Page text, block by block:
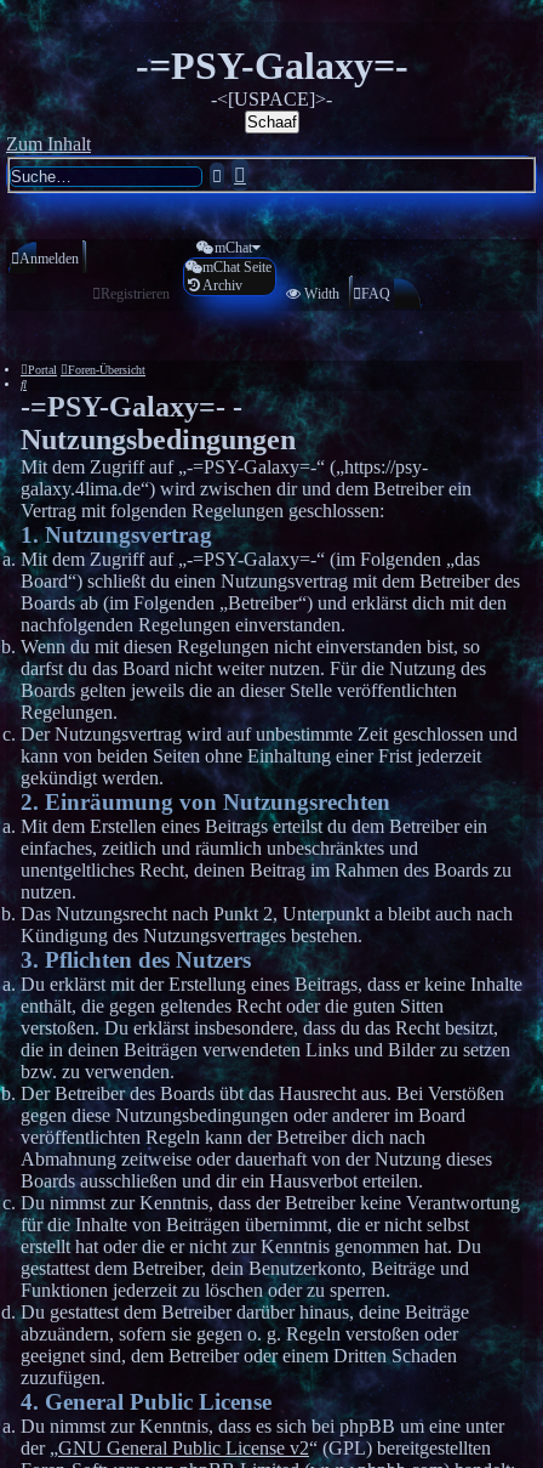
-=PSY-Galaxy=-
-<[USPACE]>-
Schaaf
Zum Inhalt
SucheErweiterte
Suche
Anmelden
Registrieren
mChat
mChat Seite
Archiv
Width FAQ
Portal
Foren-Übersicht
Suche
-=PSY-Galaxy=- -
Nutzungsbedingungen
Mit dem Zugriff auf „-=PSY-Galaxy=-“ („https://psy-
galaxy.4lima.de“) wird zwischen dir und dem Betreiber ein
Vertrag mit folgenden Regelungen geschlossen:
1. Nutzungsvertrag
Mit dem Zugriff auf „-=PSY-Galaxy=-“ (im Folgenden „das
Board“) schließt du einen Nutzungsvertrag mit dem Betreiber des
Boards ab (im Folgenden „Betreiber“) und erklärst dich mit den
nachfolgenden Regelungen einverstanden.
Wenn du mit diesen Regelungen nicht einverstanden bist, so
darfst du das Board nicht weiter nutzen. Für die Nutzung des
Boards gelten jeweils die an dieser Stelle veröffentlichten
Regelungen.
Der Nutzungsvertrag wird auf unbestimmte Zeit geschlossen und
kann von beiden Seiten ohne Einhaltung einer Frist jederzeit
gekündigt werden.
2. Einräumung von Nutzungsrechten
Mit dem Erstellen eines Beitrags erteilst du dem Betreiber ein
einfaches, zeitlich und räumlich unbeschränktes und
unentgeltliches Recht, deinen Beitrag im Rahmen des Boards zu
nutzen.
Das Nutzungsrecht nach Punkt 2, Unterpunkt a bleibt auch nach
Kündigung des Nutzungsvertrages bestehen.
3. Pflichten des Nutzers
Du erklärst mit der Erstellung eines Beitrags, dass er keine Inhalte
enthält, die gegen geltendes Recht oder die guten Sitten
verstoßen. Du erklärst insbesondere, dass du das Recht besitzt,
die in deinen Beiträgen verwendeten Links und Bilder zu setzen
bzw. zu verwenden.
Der Betreiber des Boards übt das Hausrecht aus. Bei Verstößen
gegen diese Nutzungsbedingungen oder anderer im Board
veröffentlichten Regeln kann der Betreiber dich nach
Abmahnung zeitweise oder dauerhaft von der Nutzung dieses
Boards ausschließen und dir ein Hausverbot erteilen.
Du nimmst zur Kenntnis, dass der Betreiber keine Verantwortung
für die Inhalte von Beiträgen übernimmt, die er nicht selbst
erstellt hat oder die er nicht zur Kenntnis genommen hat. Du
gestattest dem Betreiber, dein Benutzerkonto, Beiträge und
Funktionen jederzeit zu löschen oder zu sperren.
Du gestattest dem Betreiber darüber hinaus, deine Beiträge
abzuändern, sofern sie gegen o. g. Regeln verstoßen oder
geeignet sind, dem Betreiber oder einem Dritten Schaden
zuzufügen.
4. General Public License
Du nimmst zur Kenntnis, dass es sich bei phpBB um eine unter
der „GNU General Public License v2“ (GPL) bereitgestellten